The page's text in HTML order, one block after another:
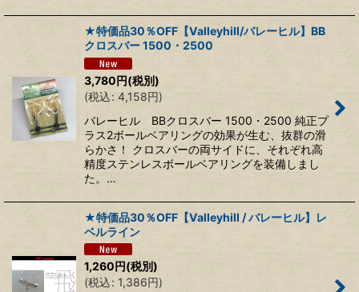
★特価品30％OFF【Valleyhill/バレーヒル】BB
クロスバー 1500・2500
3,780円(税別)
(税込: 4,158円)
バレーヒル BBクロスバー 1500・2500 純正プ
ラス2ボールベアリングの効果が生む、抜群の滑
らかさ！ クロスバーの両サイドに、それぞれ高
精度ステンレスボールベアリングを装備しまし
た。…
★特価品30％OFF【Valleyhill / バレーヒル】レ
ベルライン
1,260円(税別)
(税込: 1,386円)